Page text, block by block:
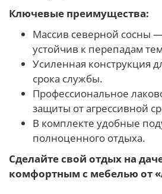
Ключевые преимущества:
Массив северной сосны
устойчив к перепадам
Усиленная конструкция
срока службы.
Профессиональное
защиты от агрессивной
В комплекте удобные
полноценного отдыха.
Сделайте свой отдых на
комфортным с мебелью от